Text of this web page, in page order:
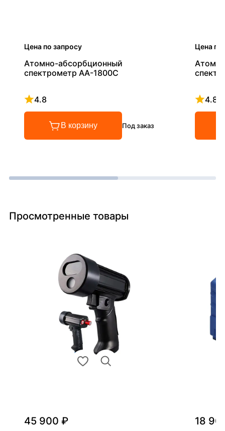
Цена по запросу
Атомно-абсорбционный
спектрометр AA-1800C
4.8
Рейтинг 4.8 из 5
В корзину Под заказ
Цена по
4.8
Просмотренные товары
45 900 ₽ 18